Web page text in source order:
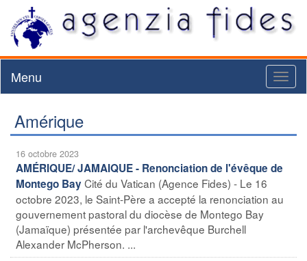
Menu
Amérique
16 octobre 2023
AMÉRIQUE/ JAMAIQUE - Renonciation de l'évêque de
Montego BayCité du Vatican (Agence Fides) - Le 16
octobre 2023, le Saint-Père a accepté la renonciation au
gouvernement pastoral du diocèse de Montego Bay
(Jamaïque) présentée par l'archevêque Burchell
Alexander McPherson. ...